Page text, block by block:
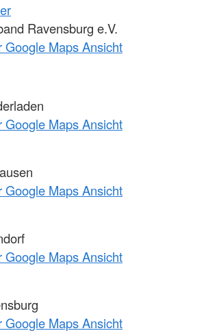
Ravensburg e.V.
Google Maps Ansicht
Google Maps Ansicht
Google Maps Ansicht
Google Maps Ansicht
Google Maps Ansicht